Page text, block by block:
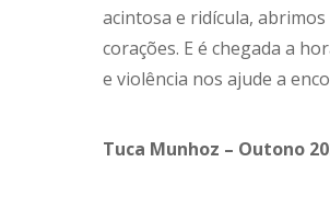
acintosa e ridícula,
corações. E é chegada a
e violência nos ajude a
Tuca Munhoz – Outono